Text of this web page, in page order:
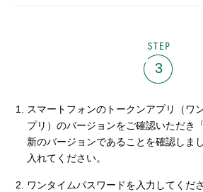
3
スマートフォンのトークンアプリ（ワ
プリ）のバージョンをご確認いただき
新のバージョンであることを確認しま
入れてください。
ワンタイムパスワードを入力してくださ